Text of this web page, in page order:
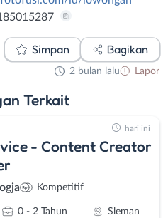
Simpan Bagikan
2 bulan lalu Lapor
Terkait
- Content Creator
Kompetitif
0 - 2 Tahun Sleman
hari ini